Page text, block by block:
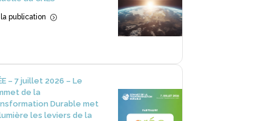
publication =
– 7 juillet 2026 – Le
de la
Durable met
les leviers de la